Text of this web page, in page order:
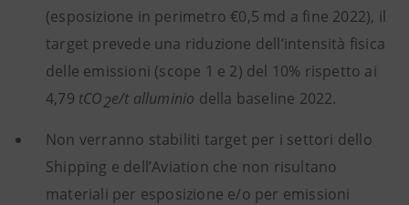
(esposizione in perimetro €0,5 md a fine 2022), il
target prevede una riduzione dell’intensità fisica
delle emissioni (scope 1 e 2) del 10% rispetto ai
4,79 tCO2e/t alluminio della baseline 2022.
Non verranno stabiliti target per i settori dello
Shipping e dell’Aviation che non risultano
materiali per esposizione e/o per emissioni